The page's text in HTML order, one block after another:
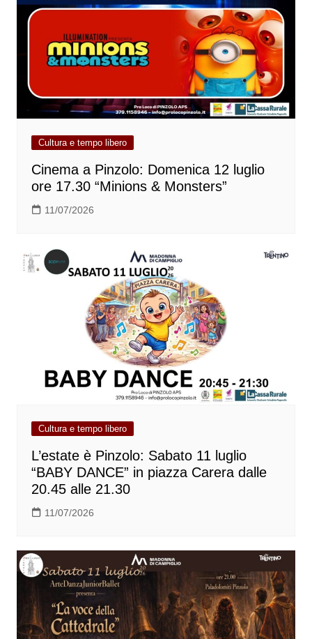
Cultura e tempo libero
Cinema a Pinzolo: Domenica 12 luglio
ore 17.30 “Minions & Monsters”
11/07/2026
Cultura e tempo libero
L’estate è Pinzolo: Sabato 11 luglio
“BABY DANCE” in piazza Carera dalle
20.45 alle 21.30
11/07/2026